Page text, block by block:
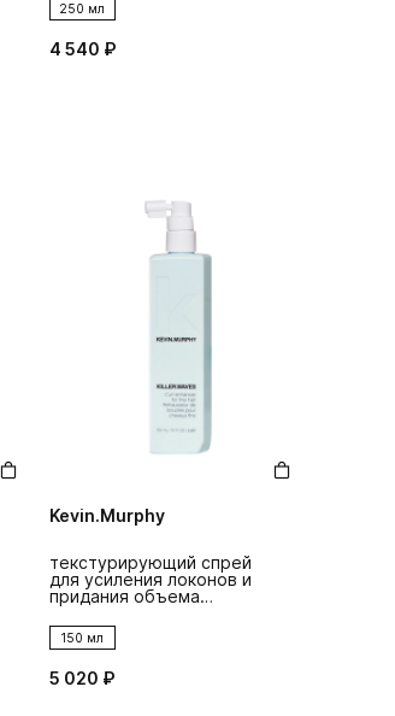
250 мл
4 540 ₽
Kevin.Murphy
текстурирующий спрей
для усиления локонов и
придания объема
killer.waves
150 мл
5 020 ₽